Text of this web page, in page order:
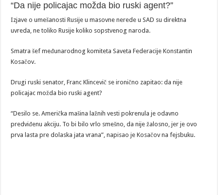
“Da nije policajac možda bio ruski agent?”
Izjave o umešanosti Rusije u masovne nerede u SAD su direktna
uvreda, ne toliko Rusije koliko sopstvenog naroda.
Smatra šef međunarodnog komiteta Saveta Federacije Konstantin
Kosačov.
Drugi ruski senator, Franc Klincevič se ironično zapitao: da nije
policajac možda bio ruski agent?
“Desilo se. Američka mašina lažnih vesti pokrenula je odavno
predviđenu akciju. To bi bilo vrlo smešno, da nije žalosno, jer je ovo
prva lasta pre dolaska jata vrana”, napisao je Kosačov na fejsbuku.